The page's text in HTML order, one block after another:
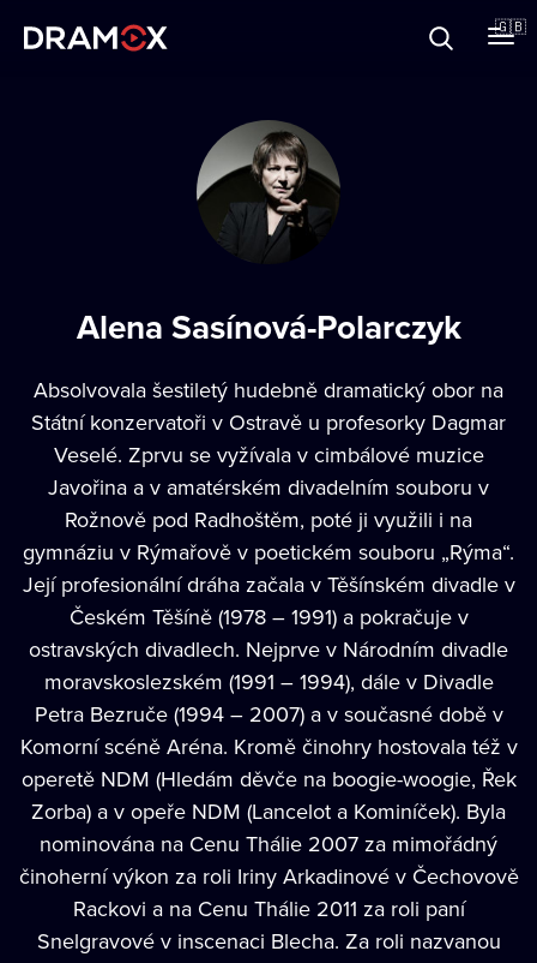
🇬🇧
Alena Sasínová-Polarczyk
Absolvovala šestiletý hudebně dramatický obor na
Státní konzervatoři v Ostravě u profesorky Dagmar
Veselé. Zprvu se vyžívala v cimbálové muzice
Javořina a v amatérském divadelním souboru v
Rožnově pod Radhoštěm, poté ji využili i na
gymnáziu v Rýmařově v poetickém souboru „Rýma“.
Její profesionální dráha začala v Těšínském divadle v
Českém Těšíně (1978 – 1991) a pokračuje v
ostravských divadlech. Nejprve v Národním divadle
moravskoslezském (1991 – 1994), dále v Divadle
Petra Bezruče (1994 – 2007) a v současné době v
Komorní scéně Aréna. Kromě činohry hostovala též v
operetě NDM (Hledám děvče na boogie-woogie, Řek
Zorba) a v opeře NDM (Lancelot a Kominíček). Byla
nominována na Cenu Thálie 2007 za mimořádný
činoherní výkon za roli Iriny Arkadinové v Čechovově
Rackovi a na Cenu Thálie 2011 za roli paní
Snelgravové v inscenaci Blecha. Za roli nazvanou